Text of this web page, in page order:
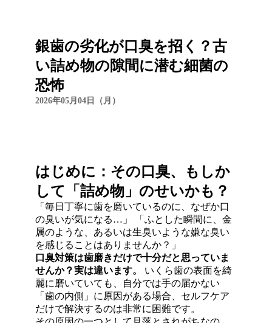
銀歯の劣化が口臭を招く？古
い詰め物の隙間に潜む細菌の
恐怖
2026年05月04日（月）
はじめに：その口臭、もしか
して「詰め物」のせいかも？
「毎日丁寧に歯を磨いているのに、なぜか口
の臭いが気になる…」
「ふとした瞬間に、金
属のような、あるいは生臭いような嫌な臭い
を感じることはありませんか？」
口臭対策は歯磨きだけで十分だと思っていま
せんか？実は違います。
いくら歯の表面を綺
麗に磨いていても、自分では手の届かない
「歯の内側」に原因がある場合、セルフケア
だけで解決するのは非常に困難です。